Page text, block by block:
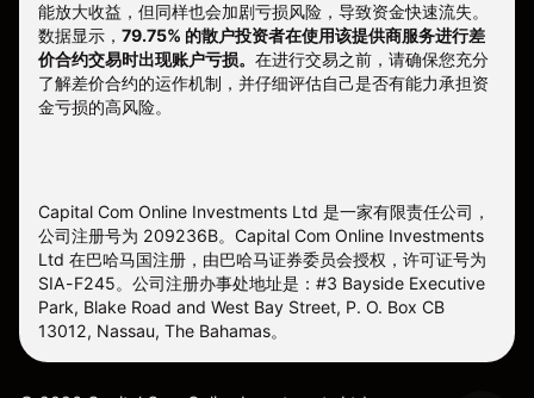
能放大收益，但同样也会加剧亏损风险，导致资金快速流失。
数据显示， 79.75% 的散户投资者在使用该提供商服务进行差
价合约交易时出现账户亏损。 在进行交易之前，请确保您充分
了解差价合约的运作机制，并仔细评估自己是否有能力承担资
金亏损的高风险。
Capital Com Online Investments Ltd 是一家有限责任公司，
公司注册号为 209236B。Capital Com Online Investments
Ltd 在巴哈马国注册，由巴哈马证券委员会授权，许可证号为
SIA-F245。公司注册办事处地址是：#3 Bayside Executive
Park, Blake Road and West Bay Street, P. O. Box CB
13012, Nassau, The Bahamas。